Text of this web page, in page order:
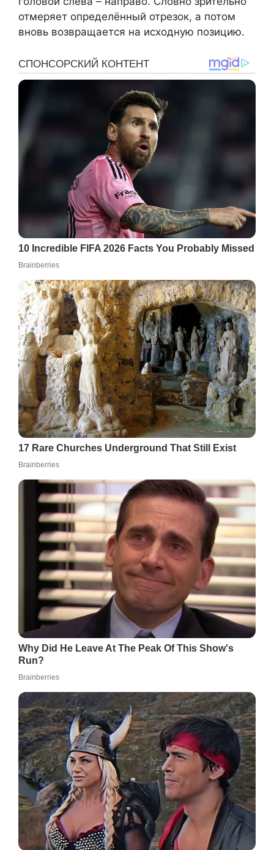
отмеряет определённый отрезок, а потом
вновь возвращается на исходную позицию.